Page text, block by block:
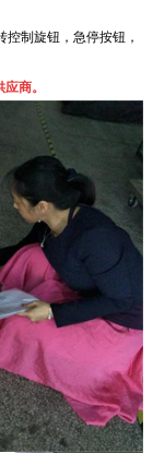
制旋钮，急停按钮，
商。